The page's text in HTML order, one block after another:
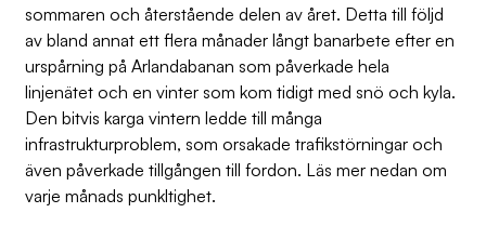
sommaren och återstående delen av året. Detta till följd
av bland annat ett flera månader långt banarbete efter en
urspårning på Arlandabanan som påverkade hela
linjenätet och en vinter som kom tidigt med snö och kyla.
Den bitvis karga vintern ledde till många
infrastrukturproblem, som orsakade trafikstörningar och
även påverkade tillgången till fordon. Läs mer nedan om
varje månads punkltighet.